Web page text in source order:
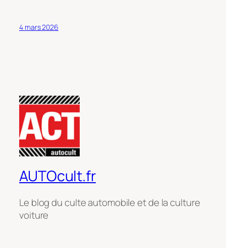
4 mars 2026
AUTOcult.fr
Le blog du culte automobile et de la culture
voiture